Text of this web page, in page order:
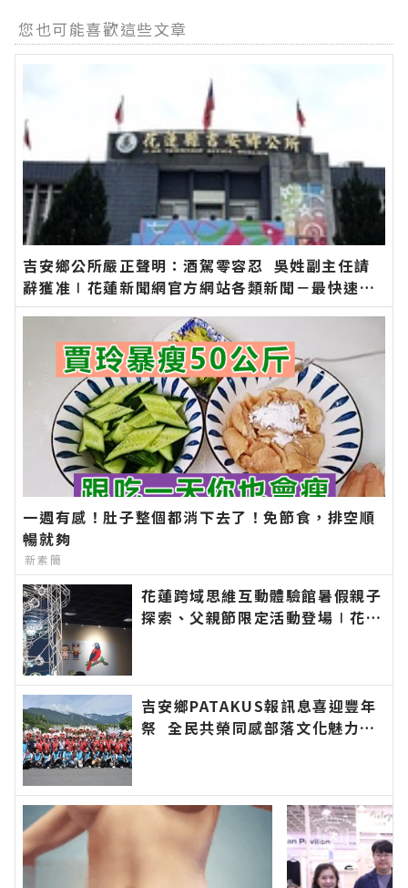
您也可能喜歡這些文章
吉安鄉公所嚴正聲明：酒駕零容忍 吳姓副主任請
辭獲准∣花蓮新聞網官方網站各類新聞－最快速的
今日新聞報導 最新的在地資訊！
一週有感！肚子整個都消下去了！免節食，排空順
暢就夠
新素簡
花蓮跨域思維互動體驗館暑假親子
探索、父親節限定活動登場∣花蓮
訊！
吉安鄉PATAKUS報訊息喜迎豐年
祭 全民共榮同感部落文化魅力∣
資訊！